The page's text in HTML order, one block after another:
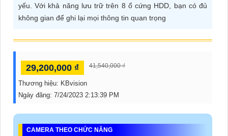
yếu. Với khả năng lưu trữ trên 8 ổ cứng HDD, bạn có đủ
không gian để ghi lại mọi thông tin quan trọng
29,200,000 ₫ 41,540,000 ₫
Thương hiệu: KBvision
Ngày đăng: 7/24/2023 2:13:39 PM
CAMERA THEO CHỨC NĂNG